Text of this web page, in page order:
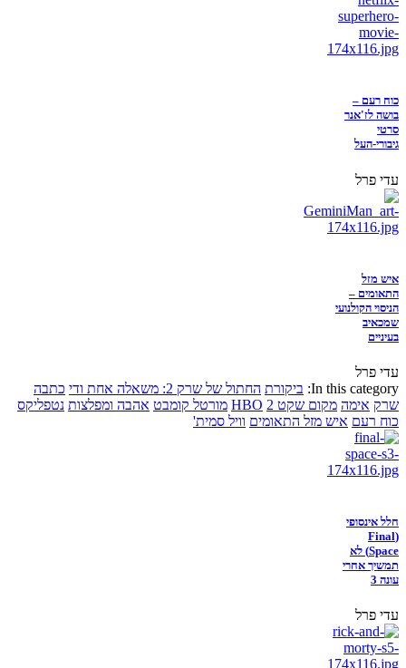
כוח רעם –
בושה לז'אנר
סרטי
גיבורי-העל
עדי פרל
איש מזל
התאומים –
הניסוי הקולנועי
שמכאיב
בעיניים
עדי פרל
In this category: ביקורת החתול של שרק 2: משאלה אחת ודי
כתבה
שרק אימה מקום שקט 2 HBO מורטל קומבט אהבה ומפלצות נטפליקס
כוח רעם איש מזל התאומים וויל סמית'
חלל אינסופי
(Final
Space) לא
תמשיך אחרי
עונה 3
עדי פרל